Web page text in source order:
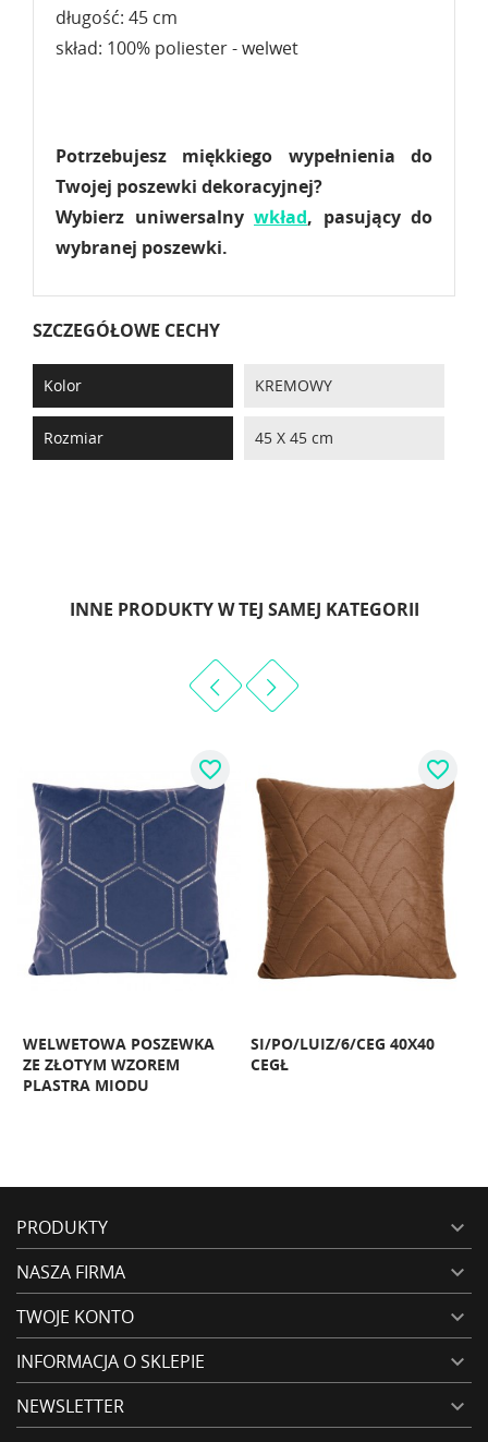
długość: 45 cm
skład: 100% poliester - welwet
Potrzebujesz miękkiego wypełnienia do
Twojej poszewki dekoracyjnej?
Wybierz uniwersalny wkład, pasujący do
wybranej poszewki.
SZCZEGÓŁOWE CECHY
Kolor KREMOWY
Rozmiar 45 X 45 cm
INNE PRODUKTY W TEJ SAMEJ KATEGORII
WELWETOWA POSZEWKA
ZE ZŁOTYM WZOREM
PLASTRA MIODU
favorite_border
SI/PO/LUIZ/6/CEG 40X40
CEGŁ
favorite_border
PRODUKTY 
NASZA FIRMA 
TWOJE KONTO 
INFORMACJA O SKLEPIE 
NEWSLETTER 